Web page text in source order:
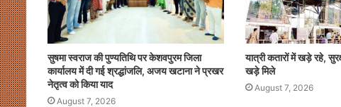
सुषमा स्वराज की पुण्यतिथि पर केशवपुरम जिला
कार्यालय में दी गई श्रद्धांजलि, अजय खटाना ने प्रखर
नेतृत्व को किया याद
August 7, 2026
यात्री कतारों में खड़े रहे,
खड़े मिले
August 7, 2026